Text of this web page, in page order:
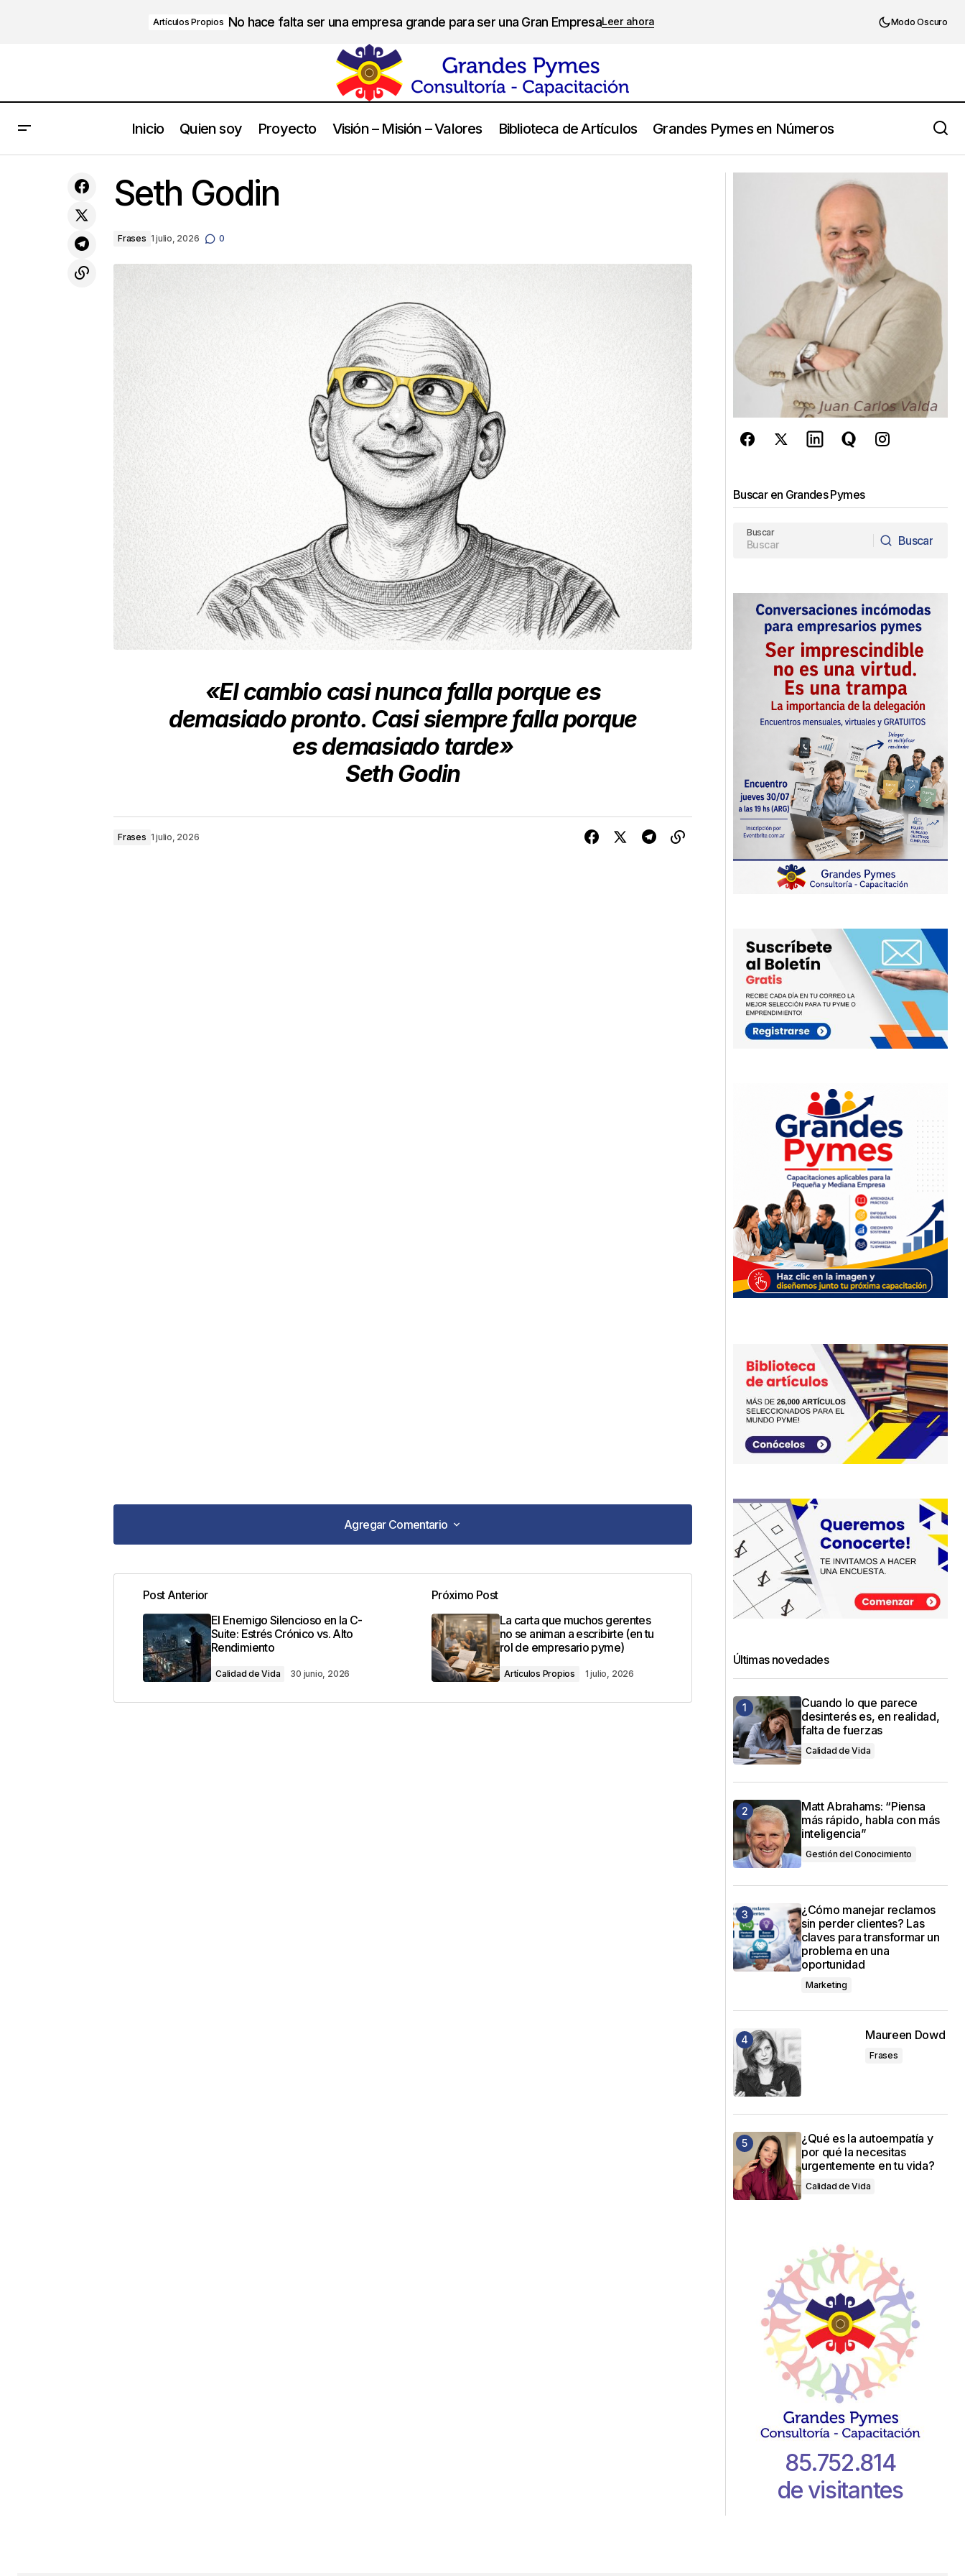
Artículos Propios No hace falta ser una empresa grande para ser una Gran EmpresaLeer ahora Modo Oscuro
Inicio Quien soy Proyecto Visión – Misión – Valores Biblioteca de Artículos Grandes Pymes en Números
Estrés Crónico vs. Alto Rendimiento
empresario pyme)
Seth Godin
Frases 1 julio, 2026 0
«El cambio casi nunca falla porque es
demasiado pronto. Casi siempre falla porque
es demasiado tarde»
Seth Godin
Frases 1 julio, 2026
Agregar Comentario
Agregar Comentario
Tu dirección de correo electrónico no será publicada.
Los campos obligatorios están marcados
con *
Comentario*
Post Anterior
El Enemigo Silencioso en la C-
Suite: Estrés Crónico vs. Alto
Rendimiento
Calidad de Vida 30 junio, 2026
Próximo Post
La carta que muchos gerentes
no se animan a escribirte (en tu
rol de empresario pyme)
Artículos Propios 1 julio, 2026
Buscar en Grandes Pymes
Buscar
Buscar
Últimas novedades
Cuando lo que parece
desinterés es, en realidad,
falta de fuerzas
Calidad de Vida
Matt Abrahams: “Piensa
más rápido, habla con más
inteligencia”
Gestión del Conocimiento
¿Cómo manejar reclamos
sin perder clientes? Las
claves para transformar un
problema en una
oportunidad
Marketing
Maureen Dowd
Frases
¿Qué es la autoempatía y
por qué la necesitas
urgentemente en tu vida?
Calidad de Vida
85.752.814
de visitantes